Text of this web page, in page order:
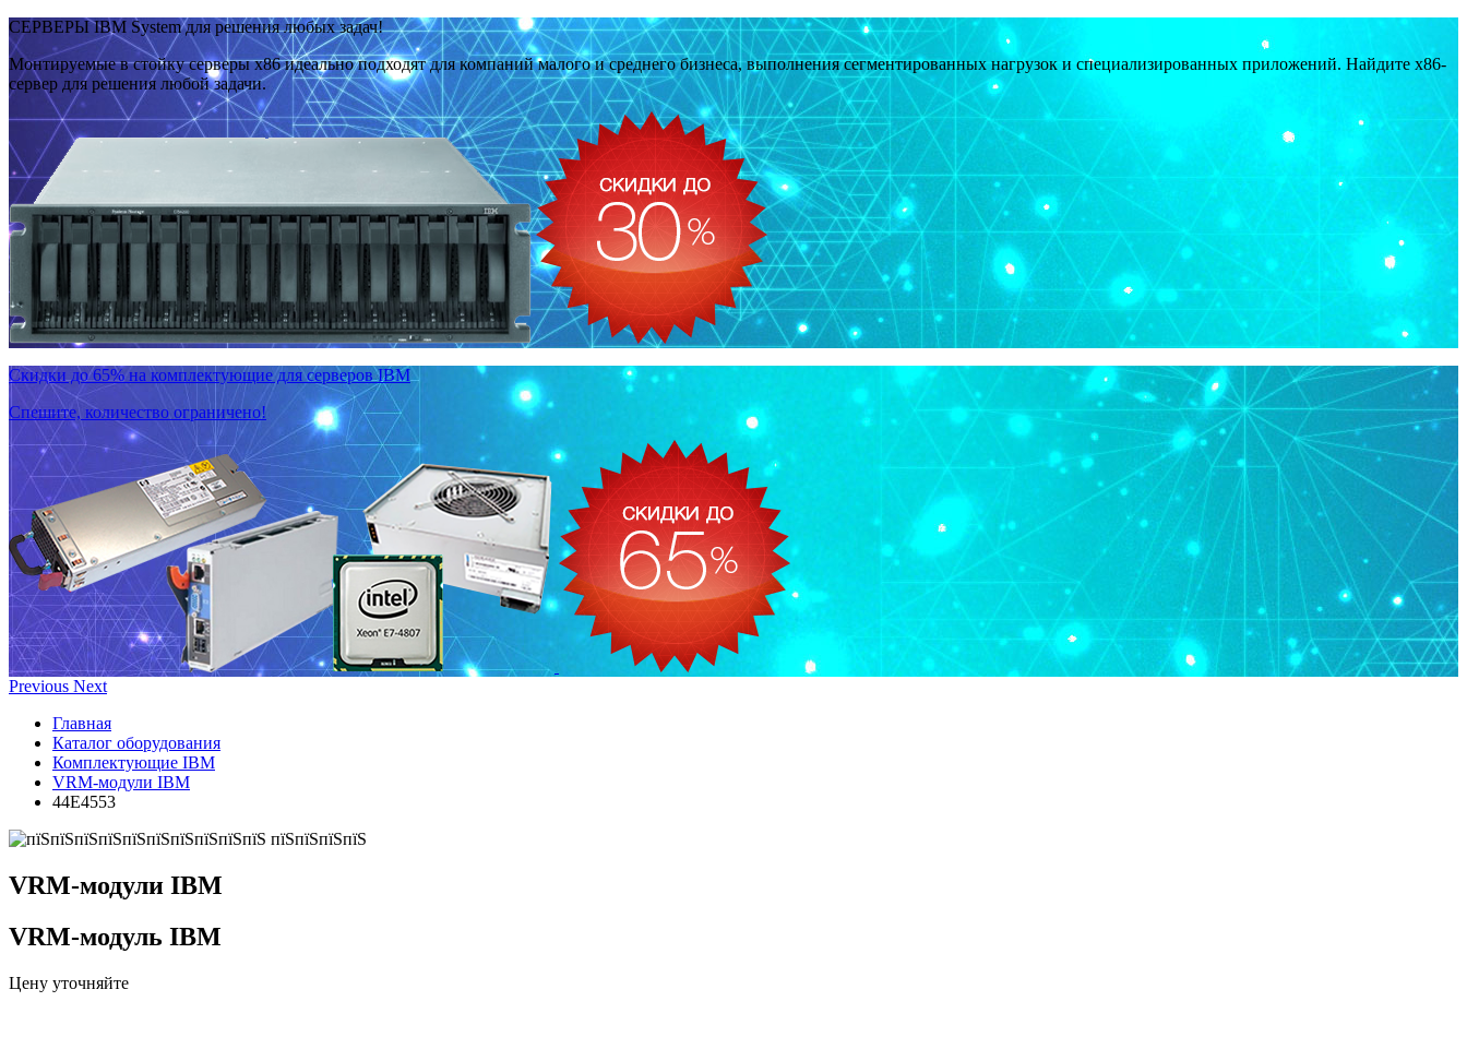
СЕРВЕРЫ IBM System для решения любых задач!
Монтируемые в стойку серверы x86 идеально подходят для компаний малого и среднего бизнеса, выполнения сегментированных нагрузок и специализированных приложений. Найдите x86-
сервер для решения любой задачи.
Скидки до 65% на комплектующие для серверов IBM
Спешите, количество ограничено!
Previous Next
Главная
Каталог оборудования
Комплектующие IBM
VRM-модули IBM
44E4553
VRM-модули IBM
VRM-модуль IBM
Цену уточняйте